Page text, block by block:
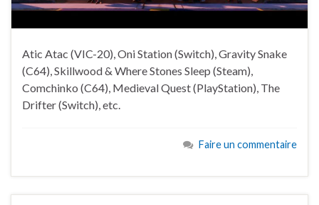
Atic Atac (VIC-20), Oni Station (Switch), Gravity Snake
(C64), Skillwood & Where Stones Sleep (Steam),
Comchinko (C64), Medieval Quest (PlayStation), The
Drifter (Switch), etc.
Faire un commentaire